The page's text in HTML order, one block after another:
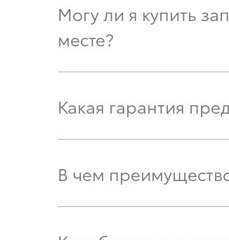
Могу ли я купить
месте?
Какая гарантия
В чем